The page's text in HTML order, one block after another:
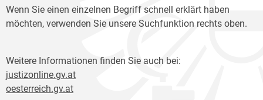
Wenn Sie einen einzelnen Begriff schnell erklärt haben
möchten, verwenden Sie unsere Suchfunktion rechts oben.
Weitere Informationen finden Sie auch bei:
justizonline.gv.at
oesterreich.gv.at